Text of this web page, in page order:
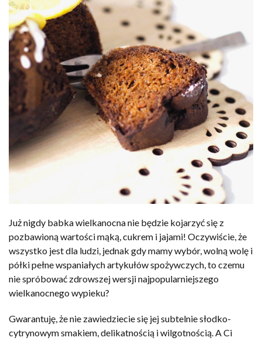
Już nigdy babka wielkanocna nie będzie kojarzyć się z
pozbawioną wartości mąką, cukrem i jajami! Oczywiście, że
wszystko jest dla ludzi, jednak gdy mamy wybór, wolną wolę i
półki pełne wspaniałych artykułów spożywczych, to czemu
nie spróbować zdrowszej wersji najpopularniejszego
wielkanocnego wypieku?
Gwarantuję, że nie zawiedziecie się jej subtelnie słodko-
cytrynowym smakiem, delikatnością i wilgotnością. A Ci